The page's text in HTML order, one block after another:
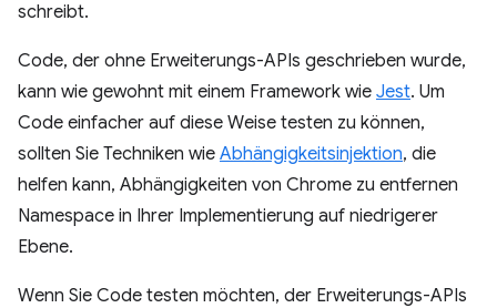
schreibt.
Code, der ohne Erweiterungs-APIs geschrieben wurde,
kann wie gewohnt mit einem Framework wie Jest. Um
Code einfacher auf diese Weise testen zu können,
sollten Sie Techniken wie Abhängigkeitsinjektion, die
helfen kann, Abhängigkeiten von Chrome zu entfernen
Namespace in Ihrer Implementierung auf niedrigerer
Ebene.
Wenn Sie Code testen möchten, der Erweiterungs-APIs